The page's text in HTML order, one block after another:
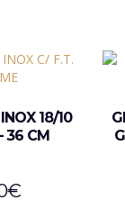
18/10
36 CM
€